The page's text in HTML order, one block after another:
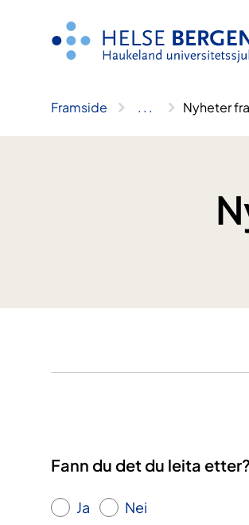
Framside .. . Nyheter
Fann du det du leita etter?
Ja Nei